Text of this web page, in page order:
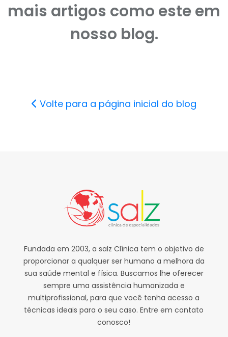
mais artigos como este em
nosso blog.
Volte para a página inicial do blog
Fundada em 2003, a salz Clínica tem o objetivo de
proporcionar a qualquer ser humano a melhora da
sua saúde mental e física. Buscamos lhe oferecer
sempre uma assistência humanizada e
multiprofissional, para que você tenha acesso a
técnicas ideais para o seu caso. Entre em contato
conosco!